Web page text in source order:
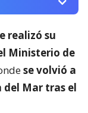
realizó su
Ministerio de
se volvió a
del Mar tras el